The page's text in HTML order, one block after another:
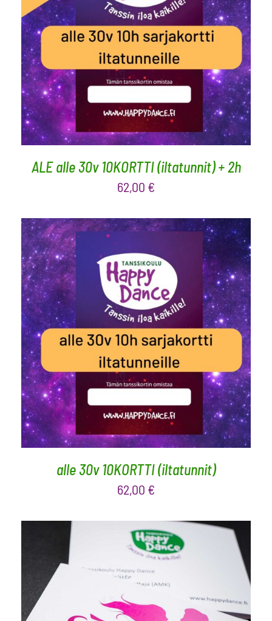
LISÄÄ OSTOSKORIIN / LISÄTIEDOT
ALE alle 30v 10KORTTI (iltatunnit) + 2h
62,00 €
LISÄÄ OSTOSKORIIN / LISÄTIEDOT
alle 30v 10KORTTI (iltatunnit)
62,00 €